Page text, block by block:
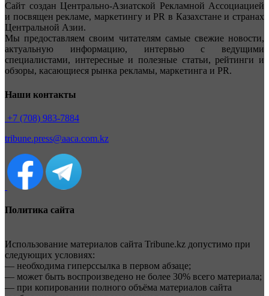
Сайт создан Центрально-Азиатской Рекламной Ассоциацией
и посвящен рекламе, маркетингу и PR в Казахстане и странах
Центральной Азии.
Мы предоставляем своим читателям самые свежие новости,
актуальную информацию, интервью с ведущими
специалистами, интересные и полезные статьи, рейтинги и
обзоры, касающиеся рынка рекламы, маркетинга и PR.
Наши контакты
+7 (708) 983-7884
tribune.press@aaca.com.kz
Политика сайта
Использование материалов сайта Tribune.kz допустимо при
следующих условиях:
— необходима гиперссылка в первом абзаце;
— может быть воспроизведено не более 30% всего материала;
— при копировании полного объёма материалов сайта